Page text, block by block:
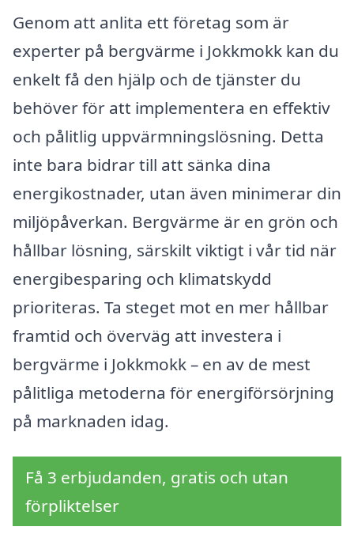
Genom att anlita ett företag som är
experter på bergvärme i Jokkmokk kan du
enkelt få den hjälp och de tjänster du
behöver för att implementera en effektiv
och pålitlig uppvärmningslösning. Detta
inte bara bidrar till att sänka dina
energikostnader, utan även minimerar din
miljöpåverkan. Bergvärme är en grön och
hållbar lösning, särskilt viktigt i vår tid när
energibesparing och klimatskydd
prioriteras. Ta steget mot en mer hållbar
framtid och överväg att investera i
bergvärme i Jokkmokk – en av de mest
pålitliga metoderna för energiförsörjning
på marknaden idag.
Få 3 erbjudanden, gratis och utan
förpliktelser